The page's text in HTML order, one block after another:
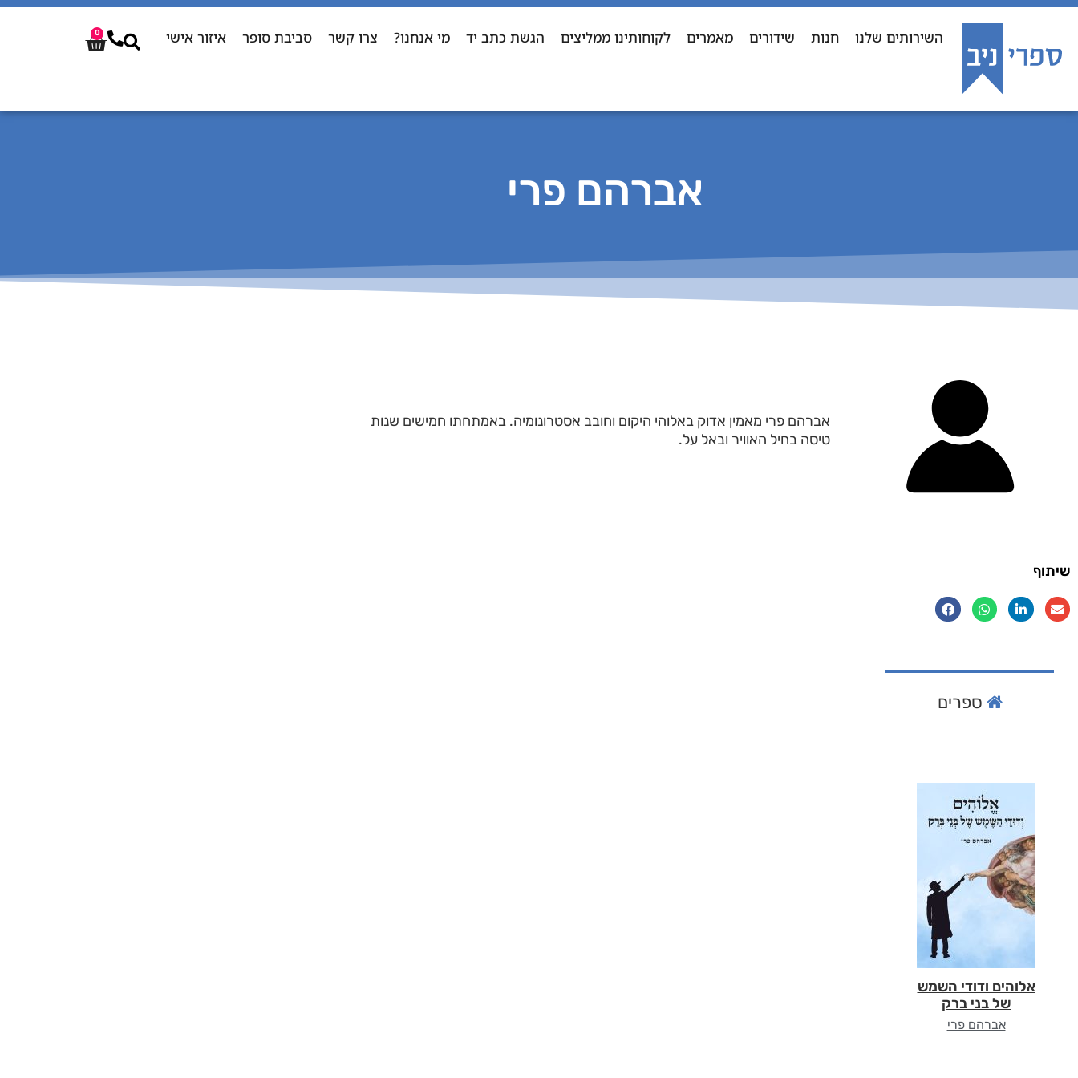
השירותים שלנו חנות שידורים מאמרים לקוחותינו ממליצים הגשת כתב יד מי אנחנו? צרו קשר סביבת סופר איזור אישי 0
אברהם פרי
אברהם פרי מאמין אדוק באלוהי היקום וחובב אסטרונומיה. באמתחתו חמישים שנות
טיסה בחיל האוויר ובאל על.
שיתוף
ספרים
אלוהים ודודי השמש
של בני ברק
אברהם פרי